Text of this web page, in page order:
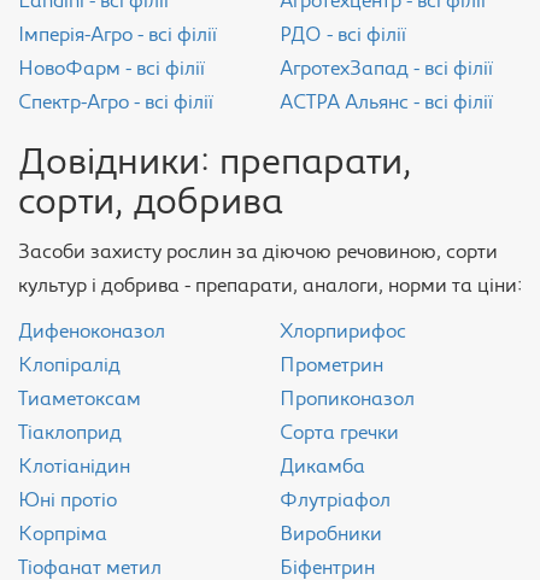
Імперія-Агро - всі філії
НовоФарм - всі філії
Спектр-Агро - всі філії
РДО - всі філії
АгротехЗапад - всі філії
АСТРА Альянс - всі філії
Довідники: препарати,
сорти, добрива
Засоби захисту рослин за діючою речовиною, сорти
культур і добрива - препарати, аналоги, норми та ціни:
Дифеноконазол
Клопіралід
Тиаметоксам
Тіаклоприд
Клотіанідин
Юні протіо
Корпріма
Тіофанат метил
Хлорпирифос
Прометрин
Пропиконазол
Сорта гречки
Дикамба
Флутріафол
Виробники
Біфентрин